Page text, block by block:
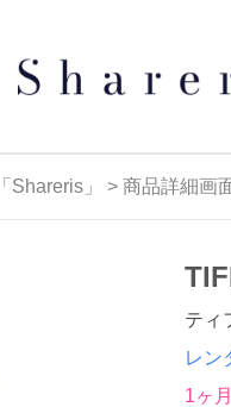
Shareris」 > 商品詳細画
ティ
レン
1ヶ